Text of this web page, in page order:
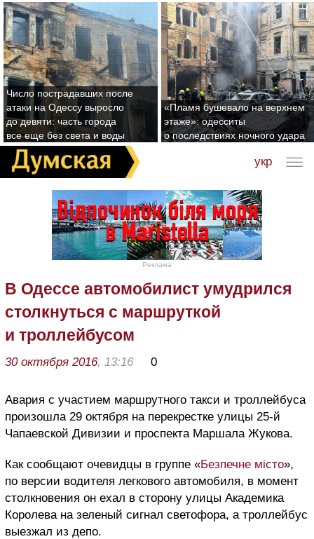
Число пострадавших после
атаки на Одессу выросло
до девяти: часть города
все еще без света и воды
«Пламя бушевало на верхнем
этаже»: одесситы
о последствиях ночного удара
укр
Реклама
В Одессе автомобилист умудрился
столкнуться с маршруткой
и троллейбусом
30 октября 2016, 13:16 0
Авария с участием маршрутного такси и троллейбуса
произошла 29 октября на перекрестке улицы 25-й
Чапаевской Дивизии и проспекта Маршала Жукова.
Как сообщают очевидцы в группе «Безпечне місто»,
по версии водителя легкового автомобиля, в момент
столкновения он ехал в сторону улицы Академика
Королева на зеленый сигнал светофора, а троллейбус
выезжал из депо.